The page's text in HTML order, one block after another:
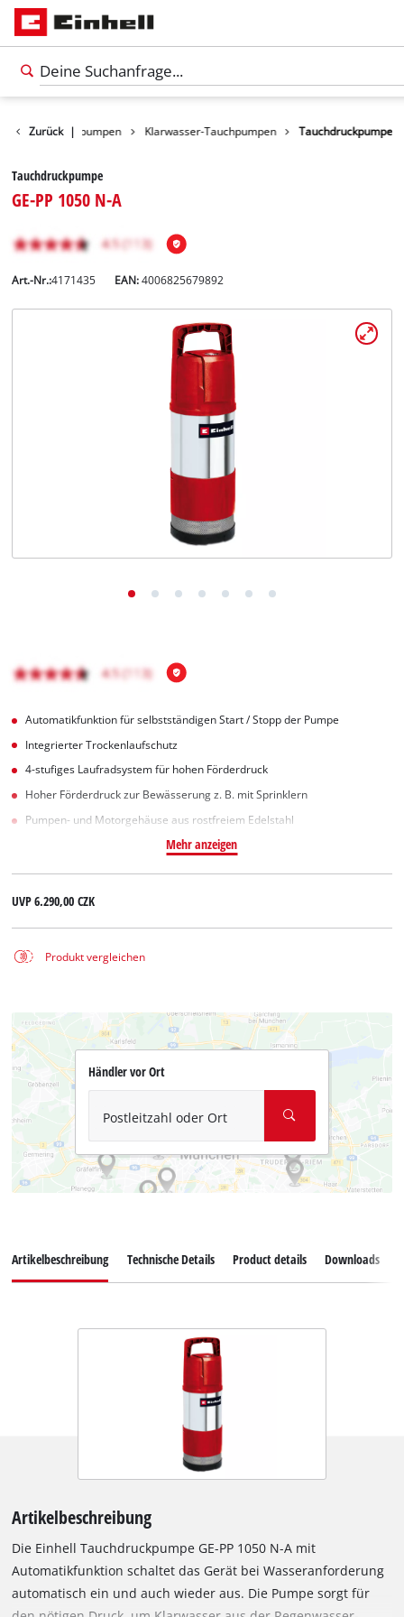
Zurück |
Wasserpumpen Klarwasser-Tauchpumpen Tauchdruckpumpe
Tauchdruckpumpe
GE-PP 1050 N-A
Art.-Nr.:4171435 EAN:4006825679892
Automatikfunktion für selbstständigen Start / Stopp der Pumpe
Integrierter Trockenlaufschutz
4-stufiges Laufradsystem für hohen Förderdruck
Hoher Förderdruck zur Bewässerung z. B. mit Sprinklern
Pumpen- und Motorgehäuse aus rostfreiem Edelstahl
Mehr anzeigen
UVP6.290,00 CZK
Produkt vergleichen
Händler vor Ort
Postleitzahl oder Ort
Artikelbeschreibung Technische Details Product details Downloads
Artikelbeschreibung
Die Einhell Tauchdruckpumpe GE-PP 1050 N-A mit
Automatikfunktion schaltet das Gerät bei Wasseranforderung
automatisch ein und auch wieder aus. Die Pumpe sorgt für